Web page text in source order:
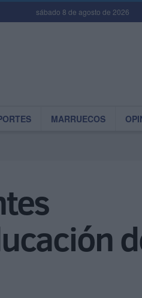
sábado 8 de agosto de 2026
MARRUECOS